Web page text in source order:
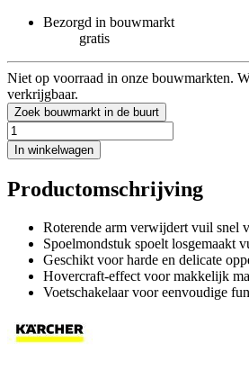
Bezorgd in bouwmarkt
gratis
Niet op voorraad in onze bouwmarkten.
verkrijgbaar.
Zoek bouwmarkt in de buurt
In winkelwagen
Productomschrijving
Roterende arm verwijdert vuil snel
Spoelmondstuk spoelt losgemaakt
Geschikt voor harde en delicate
Hovercraft-effect voor makkelijk
Voetschakelaar voor eenvoudige